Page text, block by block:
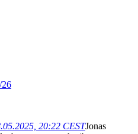
26
20:22 CESTJonas